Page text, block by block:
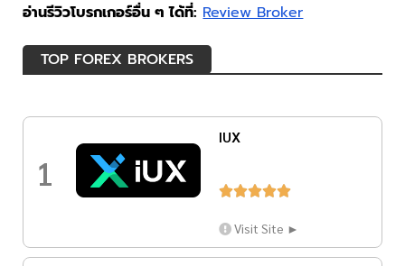
อ่านรีวิวโบรกเกอร์อื่น ๆ ได้ที่: Review Broker
TOP FOREX BROKERS
1
IUX

Visit Site ►